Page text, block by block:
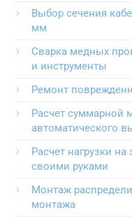
Выбор сечения
мм
Сварка медных
и инструменты
Ремонт
Расчет суммарной
автоматического
Расчет нагрузки
своими руками
Монтаж
монтажа